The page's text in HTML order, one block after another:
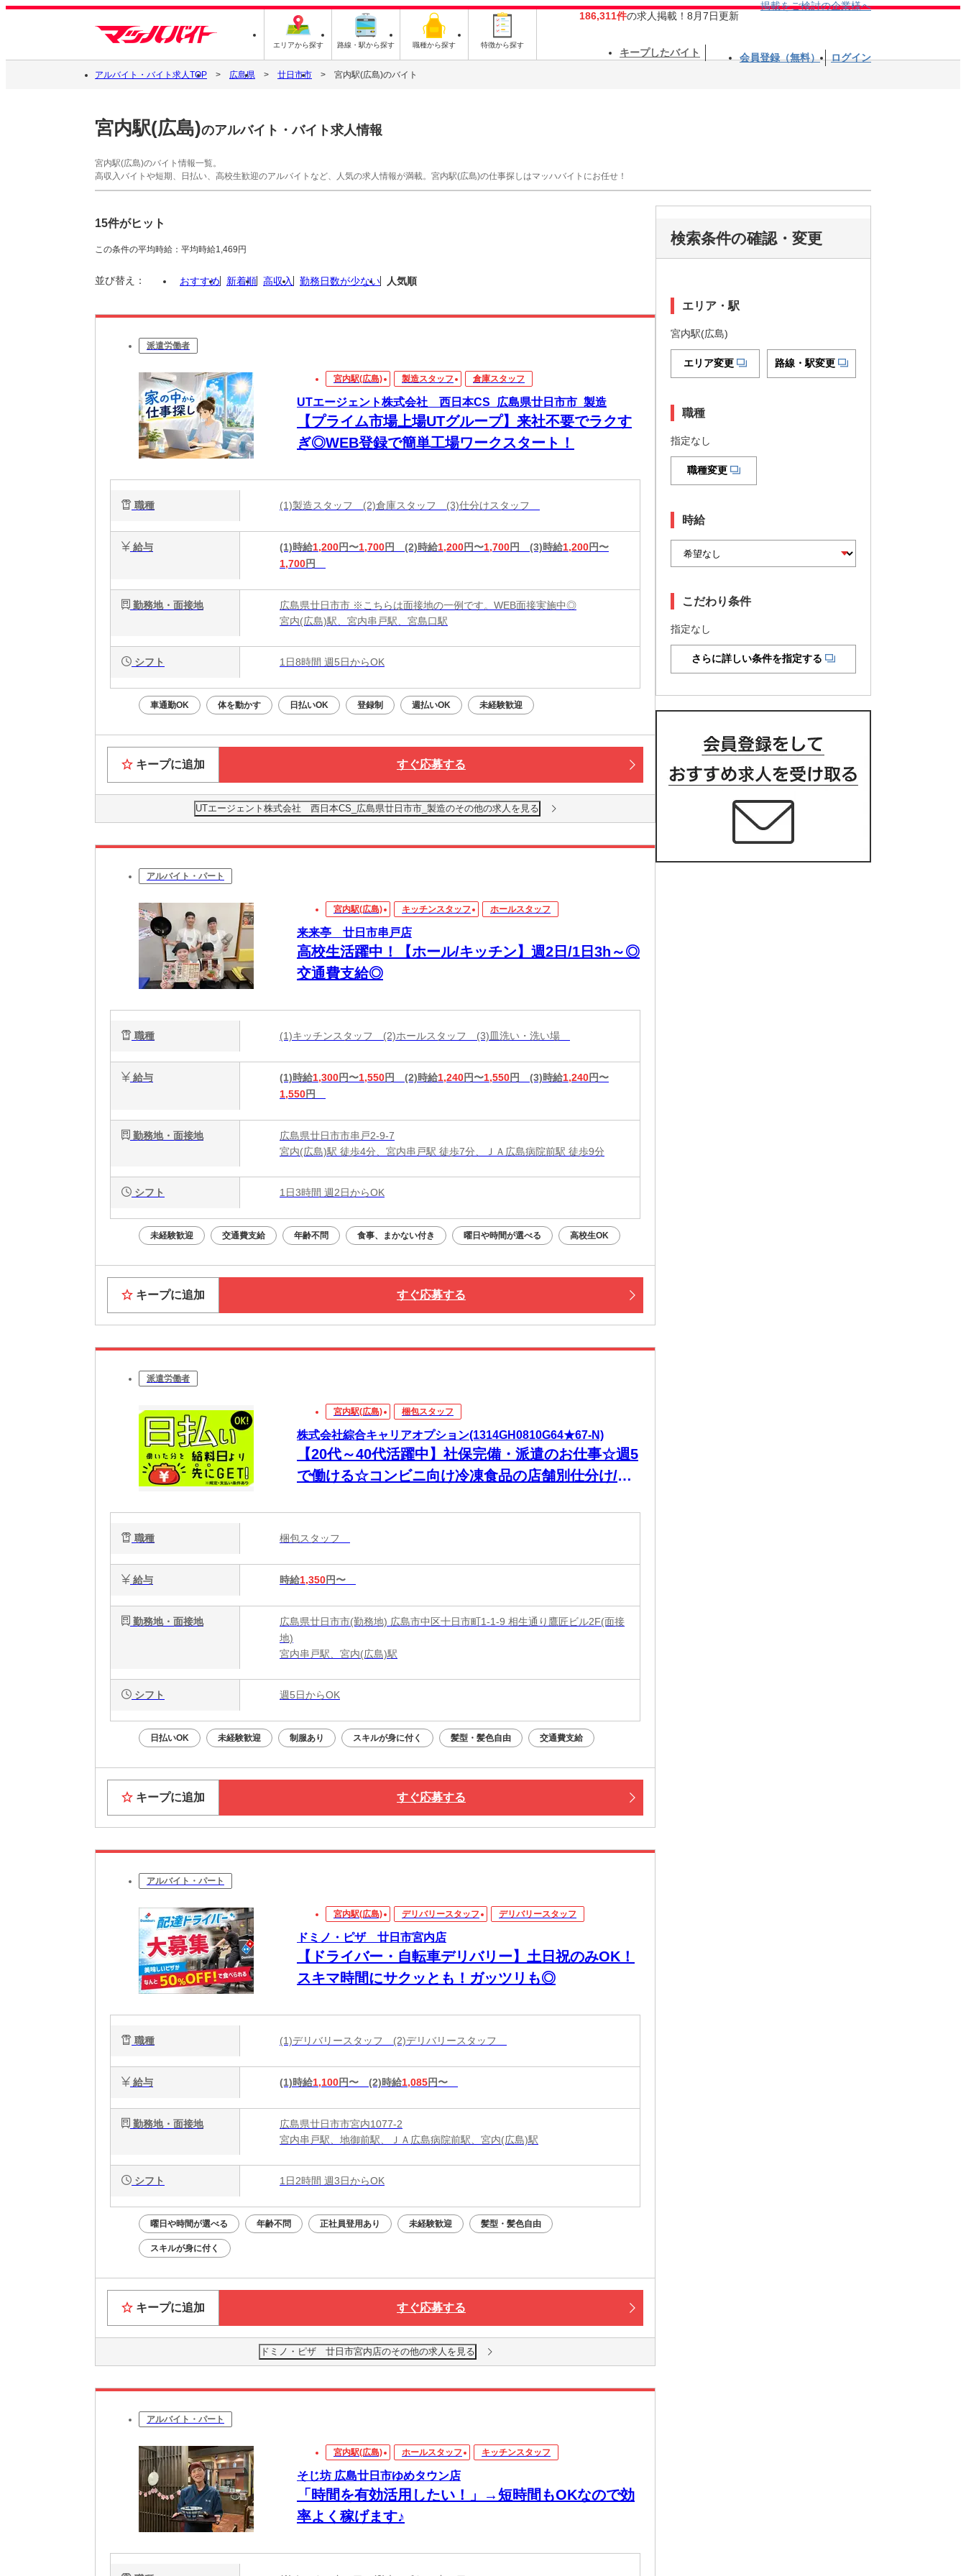
エリアから探す 路線・駅から探す 職種から探す 特徴から探す
186,311件の求人掲載！8月7日更新
掲載をご検討の企業様へ
キープしたバイト 会員登録（無料） ログイン
アルバイト・バイト求人TOP 広島県 廿日市市 宮内駅(広島)のバイト
宮内駅(広島)のアルバイト・バイト求人情報
宮内駅(広島)のバイト情報一覧。
高収入バイトや短期、日払い、高校生歓迎のアルバイトなど、人気の求人情報が満載。宮内駅(広島)の仕事探しはマッハバイトにお任せ！
15件がヒット
この条件の平均時給：平均時給1,469円
並び替え： おすすめ 新着順 高収入 勤務日数が少ない 人気順
派遣労働者
宮内駅(広島) 製造スタッフ 倉庫スタッフ
UTエージェント株式会社 西日本CS_広島県廿日市市_製造
【プライム市場上場UTグループ】来社不要でラクす
ぎ◎WEB登録で簡単工場ワークスタート！
職種 (1)製造スタッフ (2)倉庫スタッフ (3)仕分けスタッフ
給与 (1)時給1,200円〜1,700円 (2)時給1,200円〜1,700円 (3)時給1,200円〜
1,700円
勤務地・面接地
広島県廿日市市 ※こちらは面接地の一例です。WEB面接実施中◎
宮内(広島)駅、宮内串戸駅、宮島口駅
シフト 1日8時間 週5日からOK
車通勤OK 体を動かす 日払いOK 登録制 週払いOK 未経験歓迎
キープに追加 すぐ応募する
UTエージェント株式会社 西日本CS_広島県廿日市市_製造のその他の求人を見る
アルバイト・パート
宮内駅(広島) キッチンスタッフ ホールスタッフ
来来亭 廿日市串戸店
高校生活躍中！【ホール/キッチン】週2日/1日3h～◎
交通費支給◎
職種 (1)キッチンスタッフ (2)ホールスタッフ (3)皿洗い・洗い場
給与 (1)時給1,300円〜1,550円 (2)時給1,240円〜1,550円 (3)時給1,240円〜
1,550円
勤務地・面接地
広島県廿日市市串戸2-9-7
宮内(広島)駅 徒歩4分、宮内串戸駅 徒歩7分、ＪＡ広島病院前駅 徒歩9分
シフト 1日3時間 週2日からOK
未経験歓迎 交通費支給 年齢不問 食事、まかない付き 曜日や時間が選べる 高校生OK
キープに追加 すぐ応募する
派遣労働者
宮内駅(広島) 梱包スタッフ
株式会社綜合キャリアオプション(1314GH0810G64★67-N)
【20代～40代活躍中】社保完備・派遣のお仕事☆週5
で働ける☆コンビニ向け冷凍食品の店舗別仕分け/日
職種 梱包スタッフ
給与 時給1,350円〜
勤務地・面接地
広島県廿日市市(勤務地) 広島市中区十日市町1-1-9 相生通り鷹匠ビル2F(面接
地)
宮内串戸駅、宮内(広島)駅
シフト 週5日からOK
日払いOK 未経験歓迎 制服あり スキルが身に付く 髪型・髪色自由 交通費支給
キープに追加 すぐ応募する
アルバイト・パート
宮内駅(広島) デリバリースタッフ デリバリースタッフ
ドミノ・ピザ 廿日市宮内店
【ドライバー・自転車デリバリー】土日祝のみOK！
スキマ時間にサクッとも！ガッツリも◎
職種 (1)デリバリースタッフ (2)デリバリースタッフ
給与 (1)時給1,100円〜 (2)時給1,085円〜
勤務地・面接地
広島県廿日市市宮内1077-2
宮内串戸駅、地御前駅、ＪＡ広島病院前駅、宮内(広島)駅
シフト 1日2時間 週3日からOK
曜日や時間が選べる 年齢不問 正社員登用あり 未経験歓迎 髪型・髪色自由
スキルが身に付く
キープに追加 すぐ応募する
ドミノ・ピザ 廿日市宮内店のその他の求人を見る
アルバイト・パート
宮内駅(広島) ホールスタッフ キッチンスタッフ
そじ坊 広島廿日市ゆめタウン店
「時間を有効活用したい！」→短時間もOKなので効
率よく稼げます♪
検索条件の確認・変更
エリア・駅
宮内駅(広島)
エリア変更 路線・駅変更
職種
指定なし
職種変更
時給
こだわり条件
指定なし
さらに詳しい条件を指定する